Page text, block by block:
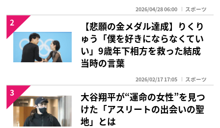
2026/04/28 06:00 スポーツ
【悲願の金メダル達成】りくり
ゅう「僕を好きにならなくてい
い」9歳年下相方を救った結成
当時の言葉
2026/02/17 17:05 スポーツ
2
大谷翔平が“運命の女性”を見つ
けた「アスリートの出会いの聖
地」とは
3